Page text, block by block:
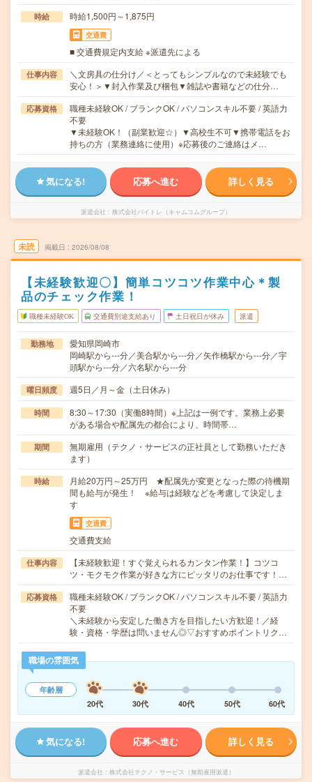
時給 時給1,500円～1,875円
交通費
■ 交通費規定内支給 ※派遣先による
仕事内容
＼文房具の仕分け／＜とってもシンプルなので未経験でも
安心！＞▼封入作業及び梱包▼雑誌や書籍などの仕分…
応募資格
職種未経験OK / ブランクOK / パソコンスキル不要 / 英語力
不要
▼未経験OK！（副業歓迎☆）▼高校生不可▼携帯電話をお
持ちの方（業務連絡に使用）※応募後のご連絡はメ…
気になる! 応募へ進む 詳しく見る
派遣会社 株式会社バイトレ（キャムコムグループ）
未読 掲載日 2026/08/08
【未経験歓迎〇】簡単コツコツ作業中心＊製
品のチェック作業！
職種未経験OK 交通費別途支給あり 土日祝日が休み 派遣
勤務地
愛知県岡崎市
岡崎駅から---分／美合駅から---分／矢作橋駅から---分／宇
頭駅から---分／六名駅から---分
曜日頻度 週5日／月～金（土日休み）
時間
8:30～17:30（実働8時間）※上記は一例です。業務上必要
がある場合や配属先の都合により、時間帯…
期間
無期雇用（テクノ・サービスの正社員として勤務いただき
ます）
時給
月給20万円～25万円 ★配属先が変更となった際の待機期
間も給与が発生！ ※給与は経験などを考慮して決定しま
す
交通費
交通費支給
仕事内容
【未経験歓迎！すぐ覚えられるカンタン作業！】コツコ
ツ・モクモク作業が好きな方にピッタリのお仕事です！…
応募資格
職種未経験OK / ブランクOK / パソコンスキル不要 / 英語力
不要
＼未経験から安定した働き方を目指したい方歓迎！／経
験・資格・学歴は問いません◎▽おすすめポイントリク…
職場の雰囲気
年齢層
20代
30代 40代 50代 60代
気になる! 応募へ進む 詳しく見る
派遣会社 株式会社テクノ・サービス（無期雇用派遣）